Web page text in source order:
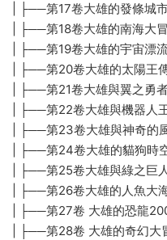
| ├──第17卷大雄的發條城
| ├──第18卷大雄的南海大
| ├──第19卷大雄的宇宙漂
| ├──第20卷大雄的太陽王
| ├──第21卷大雄與翼之勇
| ├──第22卷大雄與機器人
| ├──第23卷大雄與神奇的
| ├──第24卷大雄的貓狗時
| ├──第25卷大雄與綠之巨
| ├──第26卷大雄的人魚大
| ├──第27卷 大雄的恐龍
| ├──第28卷 大雄的奇幻